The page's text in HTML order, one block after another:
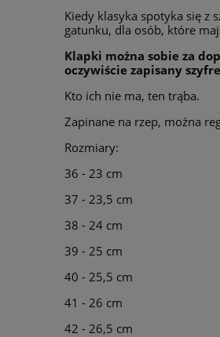
Kiedy klasyka spotyka się z
gatunku, dla osób, które
Klapki można sobie za
oczywiście zapisany
Kto ich nie ma, ten trąba.
Zapinane na rzep, można
Rozmiary:
36 - 23 cm
37 - 23,5 cm
38 - 24 cm
39 - 25 cm
40 - 25,5 cm
41 - 26 cm
42 - 26,5 cm